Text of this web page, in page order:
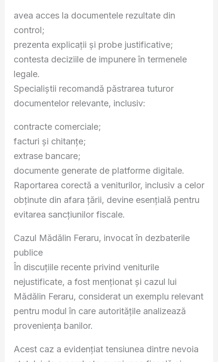
avea acces la documentele rezultate din
control;
prezenta explicații și probe justificative;
contesta deciziile de impunere în termenele
legale.
Specialiștii recomandă păstrarea tuturor
documentelor relevante, inclusiv:
contracte comerciale;
facturi și chitanțe;
extrase bancare;
documente generate de platforme digitale.
Raportarea corectă a veniturilor, inclusiv a celor
obținute din afara țării, devine esențială pentru
evitarea sancțiunilor fiscale.
Cazul Mădălin Feraru, invocat în dezbaterile
publice
În discuțiile recente privind veniturile
nejustificate, a fost menționat și cazul lui
Mădălin Feraru, considerat un exemplu relevant
pentru modul în care autoritățile analizează
proveniența banilor.
Acest caz a evidențiat tensiunea dintre nevoia